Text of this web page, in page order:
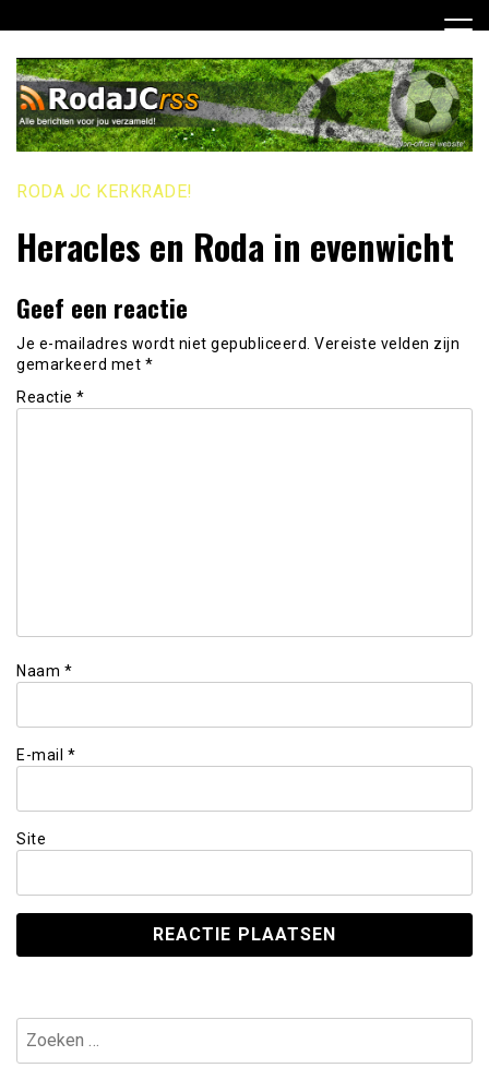
naar
inhoud
RODA JC KERKRADE!
Heracles en Roda in evenwicht
Geef een reactie
Je e-mailadres wordt niet gepubliceerd. Vereiste velden zijn
gemarkeerd met *
Reactie *
Naam *
E-mail *
Site
Zoeken
naar: